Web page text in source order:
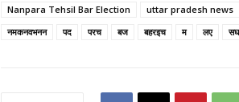
Nanpara Tehsil Bar Election
uttar pradesh news
नमकनवभनन
पद परच बज बहरइच म लए